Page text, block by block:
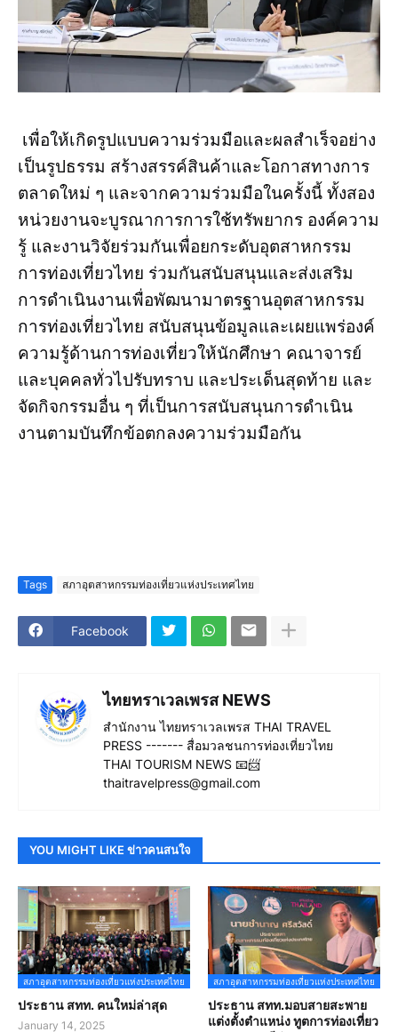
เพื่อให้เกิดรูปแบบความร่วมมือและผลสำเร็จอย่าง
เป็นรูปธรรม สร้างสรรค์สินค้าและโอกาสทางการ
ตลาดใหม่ ๆ และจากความร่วมมือในครั้งนี้ ทั้งสอง
หน่วยงานจะบูรณาการการใช้ทรัพยากร องค์ความ
รู้ และงานวิจัยร่วมกันเพื่อยกระดับอุตสาหกรรม
การท่องเที่ยวไทย ร่วมกันสนับสนุนและส่งเสริม
การดำเนินงานเพื่อพัฒนามาตรฐานอุตสาหกรรม
การท่องเที่ยวไทย สนับสนุนข้อมูลและเผยแพร่องค์
ความรู้ด้านการท่องเที่ยวให้นักศึกษา คณาจารย์
และบุคคลทั่วไปรับทราบ และประเด็นสุดท้าย และ
จัดกิจกรรมอื่น ๆ ที่เป็นการสนับสนุนการดำเนิน
งานตามบันทึกข้อตกลงความร่วมมือกัน
Tags สภาอุตสาหกรรมท่องเที่ยวแห่งประเทศไทย
Facebook
ไทยทราเวลเพรส NEWS
สำนักงาน ไทยทราเวลเพรส THAI TRAVEL
PRESS ------- สื่อมวลชนการท่องเที่ยวไทย
THAI TOURISM NEWS 📧📨
thaitravelpress@gmail.com
YOU MIGHT LIKE ข่าวคนสนใจ
สภาอุตสาหกรรมท่องเที่ยวแห่งประเทศไทย
ประธาน สทท. คนใหม่ล่าสุด
January 14, 2025
สภาอุตสาหกรรมท่องเที่ยวแห่งประเทศไทย
ประธาน สทท.มอบสายสะพาย
แต่งตั้งตำแหน่ง ทูตการท่องเที่ยว